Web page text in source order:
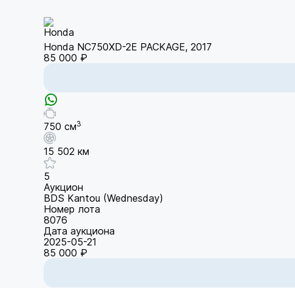
Honda NC750XD-2E PACKAGE, 2017
85 000 ₽
750 см3
15 502 км
5
Аукцион
BDS Kantou (Wednesday)
Номер лота
8076
Дата аукциона
2025-05-21
85 000 ₽